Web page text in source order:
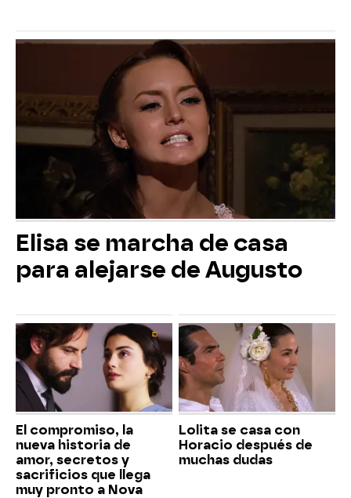
Elisa se marcha de casa
para alejarse de Augusto
El compromiso, la
nueva historia de
amor, secretos y
sacrificios que llega
muy pronto a Nova
Lolita se casa con
Horacio después de
muchas dudas